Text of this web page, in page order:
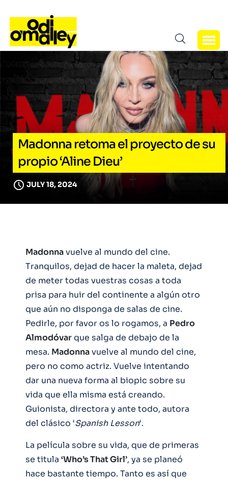
Madonna retoma el proyecto de su
propio ‘Aline Dieu’
JULY 18, 2024
Madonnavuelve al mundo del cine.
Tranquilos, dejad de hacer la maleta, dejad
de meter todas vuestras cosas a toda
prisa para huir del continente a algún otro
que aún no disponga de salas de cine.
Pedirle, por favor os lo rogamos, a Pedro
Almodóvarque salga de debajo de la
mesa. Madonnavuelve al mundo del cine,
pero no como actriz. Vuelve intentando
dar una nueva forma al biopic sobre su
vida que ella misma está creando.
Guionista, directora y ante todo, autora
del clásico ‘Spanish Lesson‘.
La película sobre su vida, que de primeras
se titula ‘Who’s That Girl’, ya se planeó
hace bastante tiempo. Tanto es así que